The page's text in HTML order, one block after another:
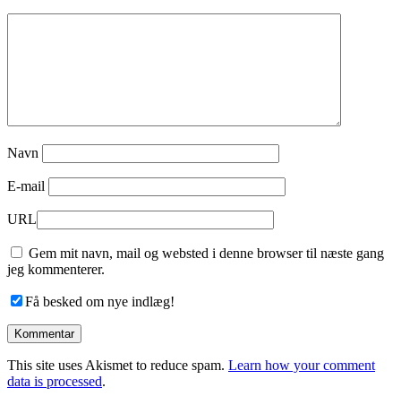
Navn
E-mail
URL
Gem mit navn, mail og websted i denne browser til næste gang
jeg kommenterer.
Få besked om nye indlæg!
This site uses Akismet to reduce spam. Learn how your comment
data is processed.